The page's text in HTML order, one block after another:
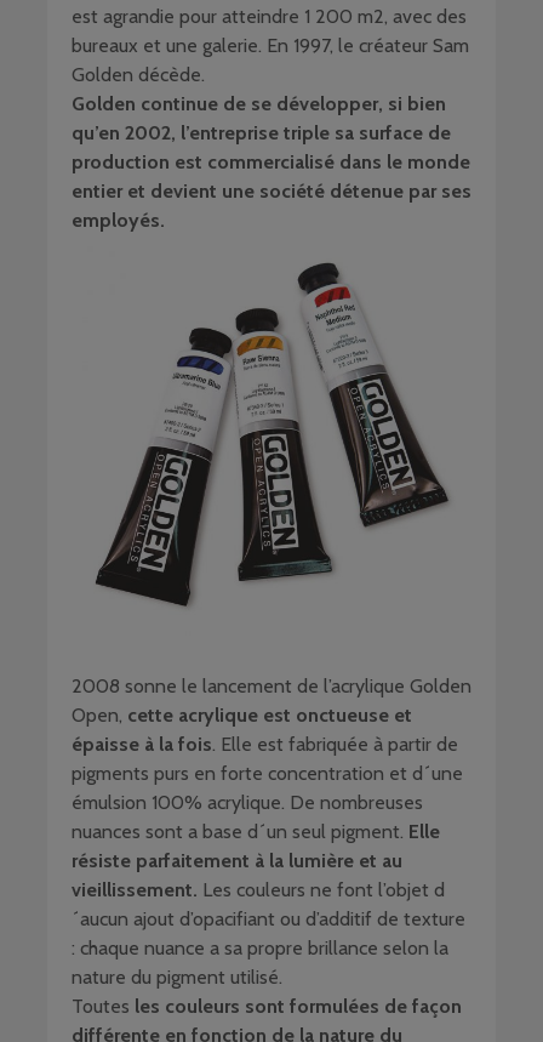
est agrandie pour atteindre 1 200 m2, avec des
bureaux et une galerie. En 1997, le créateur Sam
Golden décède.
Golden continue de se développer, si bien
qu’en 2002, l’entreprise triple sa surface de
production est commercialisé dans le monde
entier et devient une société détenue par ses
employés.
2008 sonne le lancement de l’acrylique Golden
Open, cette acrylique est onctueuse et
épaisse à la fois. Elle est fabriquée à partir de
pigments purs en forte concentration et d´une
émulsion 100% acrylique. De nombreuses
nuances sont a base d´un seul pigment. Elle
résiste parfaitement à la lumière et au
vieillissement. Les couleurs ne font l’objet d
´aucun ajout d’opacifiant ou d’additif de texture
: chaque nuance a sa propre brillance selon la
nature du pigment utilisé.
Toutes les couleurs sont formulées de façon
différente en fonction de la nature du